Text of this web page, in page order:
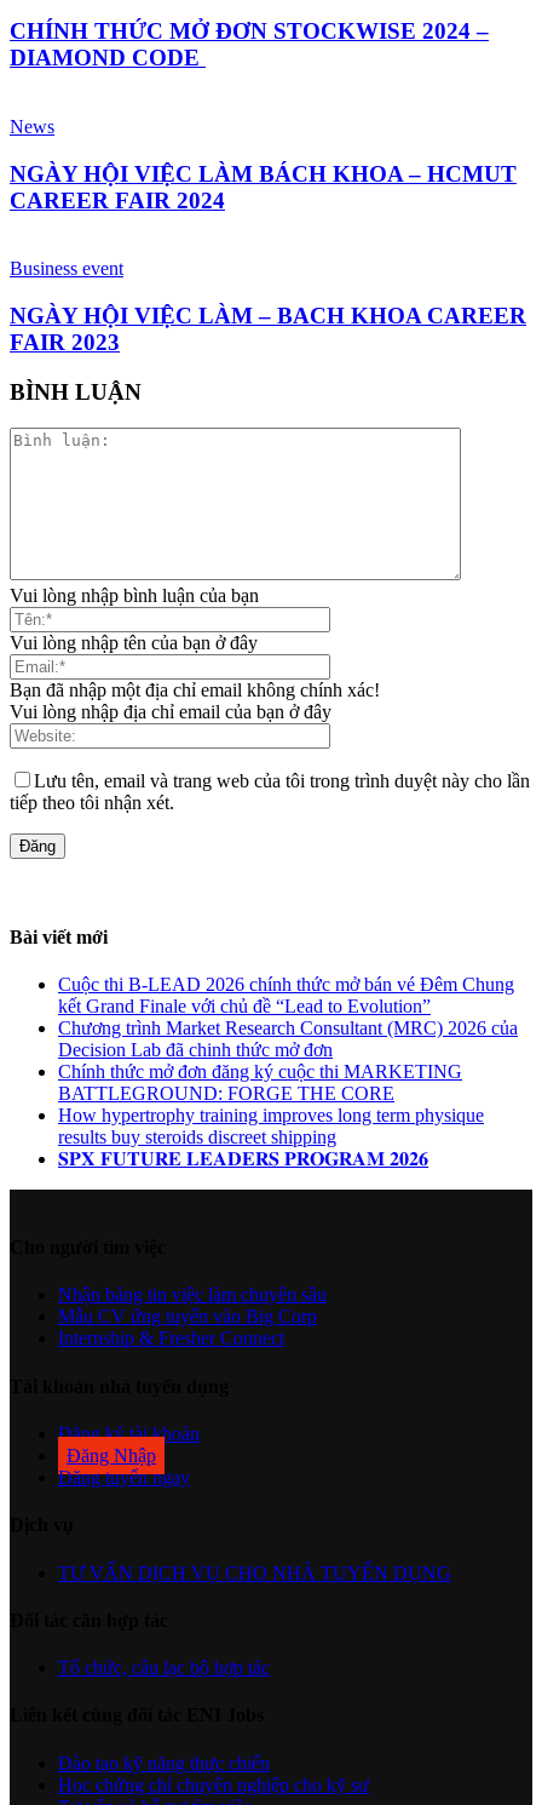
CHÍNH THỨC MỞ ĐƠN STOCKWISE 2024 –
DIAMOND CODE
News
NGÀY HỘI VIỆC LÀM BÁCH KHOA – HCMUT
CAREER FAIR 2024
Business event
NGÀY HỘI VIỆC LÀM – BACH KHOA CAREER
FAIR 2023
BÌNH LUẬN
Vui lòng nhập bình luận của bạn
Vui lòng nhập tên của bạn ở đây
Bạn đã nhập một địa chỉ email không chính xác!
Vui lòng nhập địa chỉ email của bạn ở đây
Lưu tên, email và trang web của tôi trong trình duyệt này cho lần
tiếp theo tôi nhận xét.
Bài viết mới
Cuộc thi B-LEAD 2026 chính thức mở bán vé Đêm Chung
kết Grand Finale với chủ đề “Lead to Evolution”
Chương trình Market Research Consultant (MRC) 2026 của
Decision Lab đã chinh thức mở đơn
Chính thức mở đơn đăng ký cuộc thi MARKETING
BATTLEGROUND: FORGE THE CORE
How hypertrophy training improves long term physique
results buy steroids discreet shipping
𝐒𝐏𝐗 𝐅𝐔𝐓𝐔𝐑𝐄 𝐋𝐄𝐀𝐃𝐄𝐑𝐒 𝐏𝐑𝐎𝐆𝐑𝐀𝐌 𝟐𝟎𝟐𝟔
Nhận bảng tin việc làm chuyên sâu
Mẫu CV ứng tuyển vào Big Corp
Internship & Fresher Connect
Đăng ký tài khoản
Đăng Nhập
Đăng tuyển ngay
TƯ VẤN DỊCH VỤ CHO NHÀ TUYỂN DỤNG
Tổ chức, câu lạc bộ hợp tác
Đào tạo kỹ năng thực chiến
Học chứng chỉ chuyên nghiệp cho kỹ sư